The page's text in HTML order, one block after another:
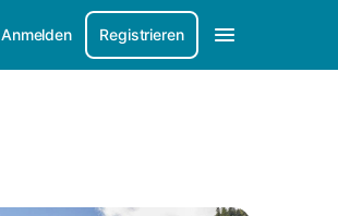
Anmelden Registrieren